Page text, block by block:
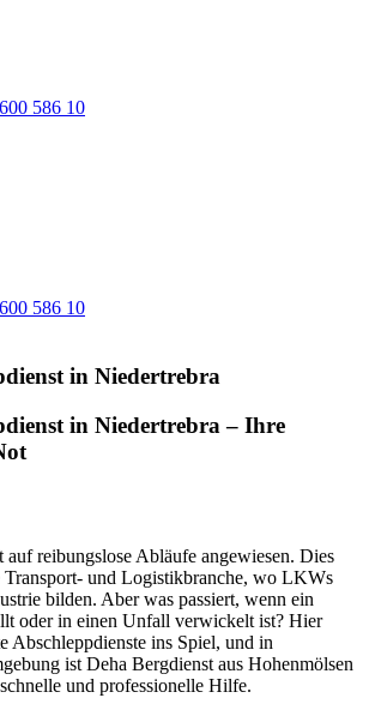
586 10
586 10
in Niedertrebra
in Niedertrebra – Ihre
reibungslose Abläufe angewiesen. Dies
Transport- und Logistikbranche, wo LKWs
bilden. Aber was passiert, wenn ein
oder in einen Unfall verwickelt ist? Hier
Abschleppdienste ins Spiel, und in
ist Deha Bergdienst aus Hohenmölsen
und professionelle Hilfe.